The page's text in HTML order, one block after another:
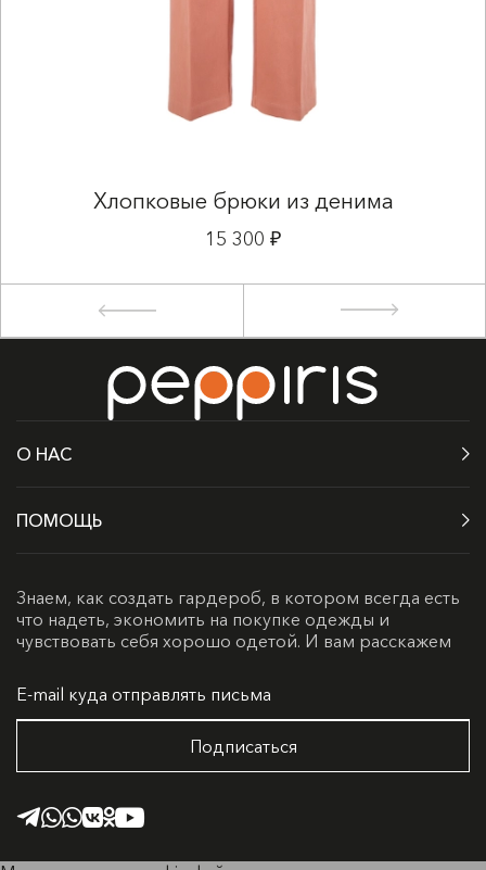
Хлопковые брюки из денима
15 300 ₽
О НАС
ПОМОЩЬ
Знаем, как создать гардероб, в котором всегда есть
что надеть, экономить на покупке одежды и
чувствовать себя хорошо одетой. И вам расскажем
Подписаться